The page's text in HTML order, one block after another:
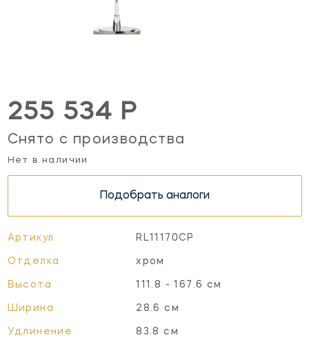
255 534 Р
Снято с производства
Нет в наличии
Подобрать аналоги
Артикул RL11170CP
Отделка хром
Высота 111.8 - 167.6 см
Ширина 28.6 см
Удлинение 83.8 см